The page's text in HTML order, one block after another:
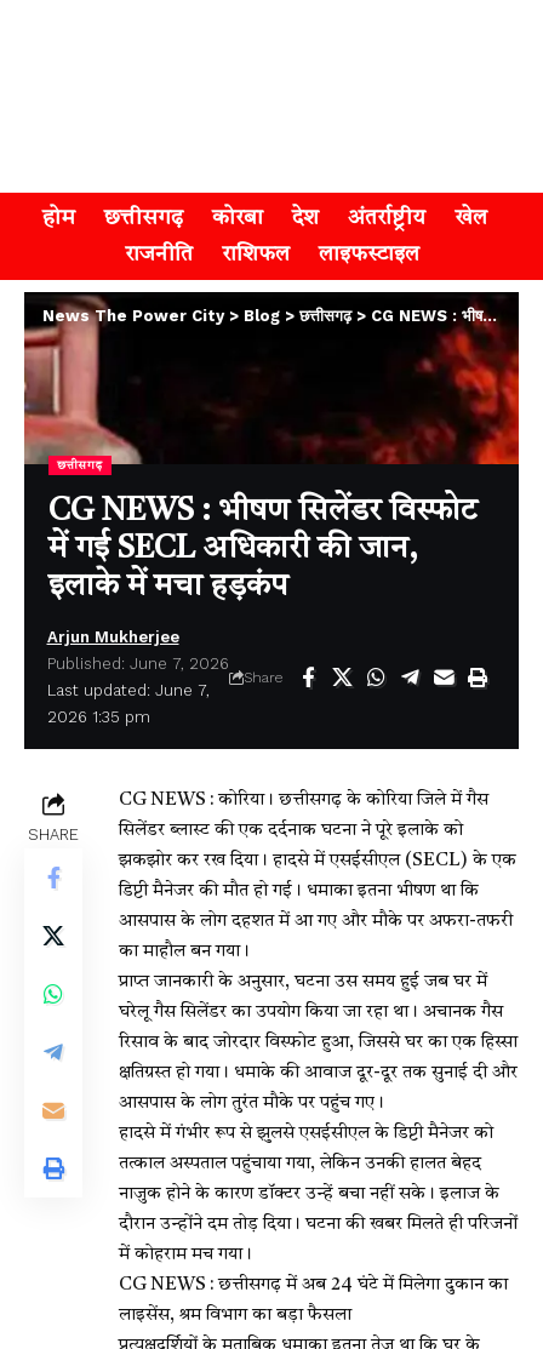
होम छत्तीसगढ़ कोरबा देश अंतर्राष्ट्रीय
खेल
राजनीति
राशिफल लाइफस्टाइल
News The Power City> Blog >छत्तीसगढ़> CG NEWS : भीषण सिलेंडर विस्फोट में गई SECL अधिकारी की जान, इलाके में मचा हड़कंप
छत्तीसगढ़
CG NEWS : भीषण सिलेंडर विस्फोट
में गई SECL अधिकारी की जान,
इलाके में मचा हड़कंप
Last updated: June 7,
2026 1:35 pm
Arjun Mukherjee
Published: June 7, 2026
Share
SHARE
CG NEWS : कोरिया। छत्तीसगढ़ के कोरिया जिले में गैस
सिलेंडर ब्लास्ट की एक दर्दनाक घटना ने पूरे इलाके को
झकझोर कर रख दिया। हादसे में एसईसीएल (SECL) के एक
डिप्टी मैनेजर की मौत हो गई। धमाका इतना भीषण था कि
आसपास के लोग दहशत में आ गए और मौके पर अफरा-तफरी
का माहौल बन गया।
प्राप्त जानकारी के अनुसार, घटना उस समय हुई जब घर में
घरेलू गैस सिलेंडर का उपयोग किया जा रहा था। अचानक गैस
रिसाव के बाद जोरदार विस्फोट हुआ, जिससे घर का एक हिस्सा
क्षतिग्रस्त हो गया। धमाके की आवाज दूर-दूर तक सुनाई दी और
आसपास के लोग तुरंत मौके पर पहुंच गए।
हादसे में गंभीर रूप से झुलसे एसईसीएल के डिप्टी मैनेजर को
तत्काल अस्पताल पहुंचाया गया, लेकिन उनकी हालत बेहद
नाजुक होने के कारण डॉक्टर उन्हें बचा नहीं सके। इलाज के
दौरान उन्होंने दम तोड़ दिया। घटना की खबर मिलते ही परिजनों
में कोहराम मच गया।
CG NEWS : छत्तीसगढ़ में अब 24 घंटे में मिलेगा दुकान का
लाइसेंस, श्रम विभाग का बड़ा फैसला